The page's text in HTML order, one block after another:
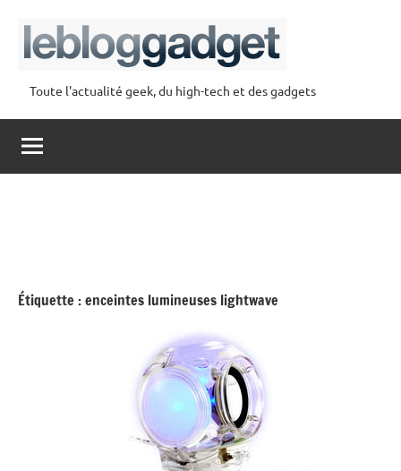
contenu
lebloggadget
Toute l'actualité geek, du high-tech et des gadgets
Étiquette :enceintes lumineuses lightwave